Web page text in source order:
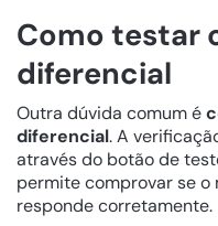
Como testar
diferencial
Outra dúvida comum é
diferencial. A
através do botão de
permite comprovar se
responde corretamente.